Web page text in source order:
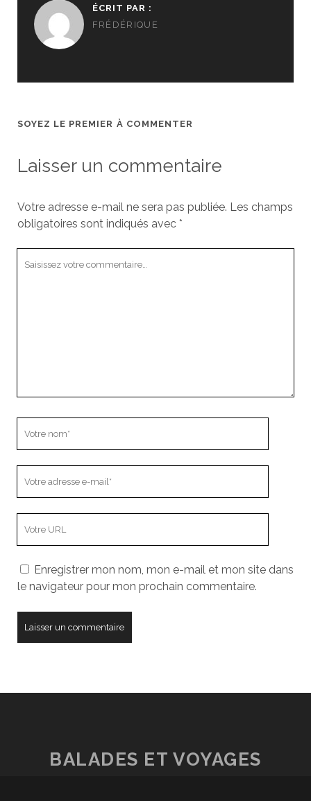
ÉCRIT PAR :
FRÉDÉRIQUE
SOYEZ LE PREMIER À COMMENTER
Laisser un commentaire
Votre adresse e-mail ne sera pas publiée. Les champs
obligatoires sont indiqués avec *
mail
votre
site
Enregistrer mon nom, mon e-mail et mon site dans
le navigateur pour mon prochain commentaire.
BALADES ET VOYAGES